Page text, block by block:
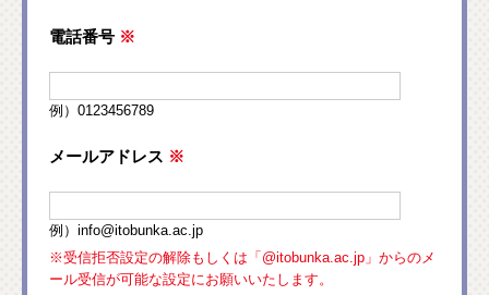
電話番号 ※
例）0123456789
メールアドレス ※
例）info@itobunka.ac.jp
※受信拒否設定の解除もしくは「@itobunka.ac.jp」からのメ
ール受信が可能な設定にお願いいたします。